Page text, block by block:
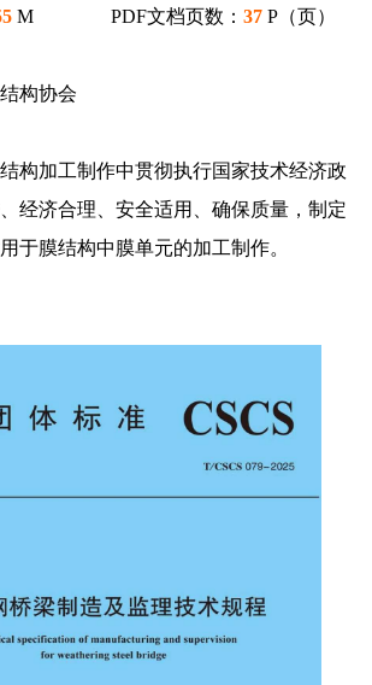
M PDF文档页数：37 P（页）
构协会
构加工制作中贯彻执行国家技术经济政
经济合理、安全适用、确保质量，制定
于膜结构中膜单元的加工制作。